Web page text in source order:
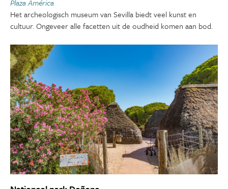
Plaza América
Het archeologisch museum van Sevilla biedt veel kunst en
cultuur. Ongeveer alle facetten uit de oudheid komen aan bod.